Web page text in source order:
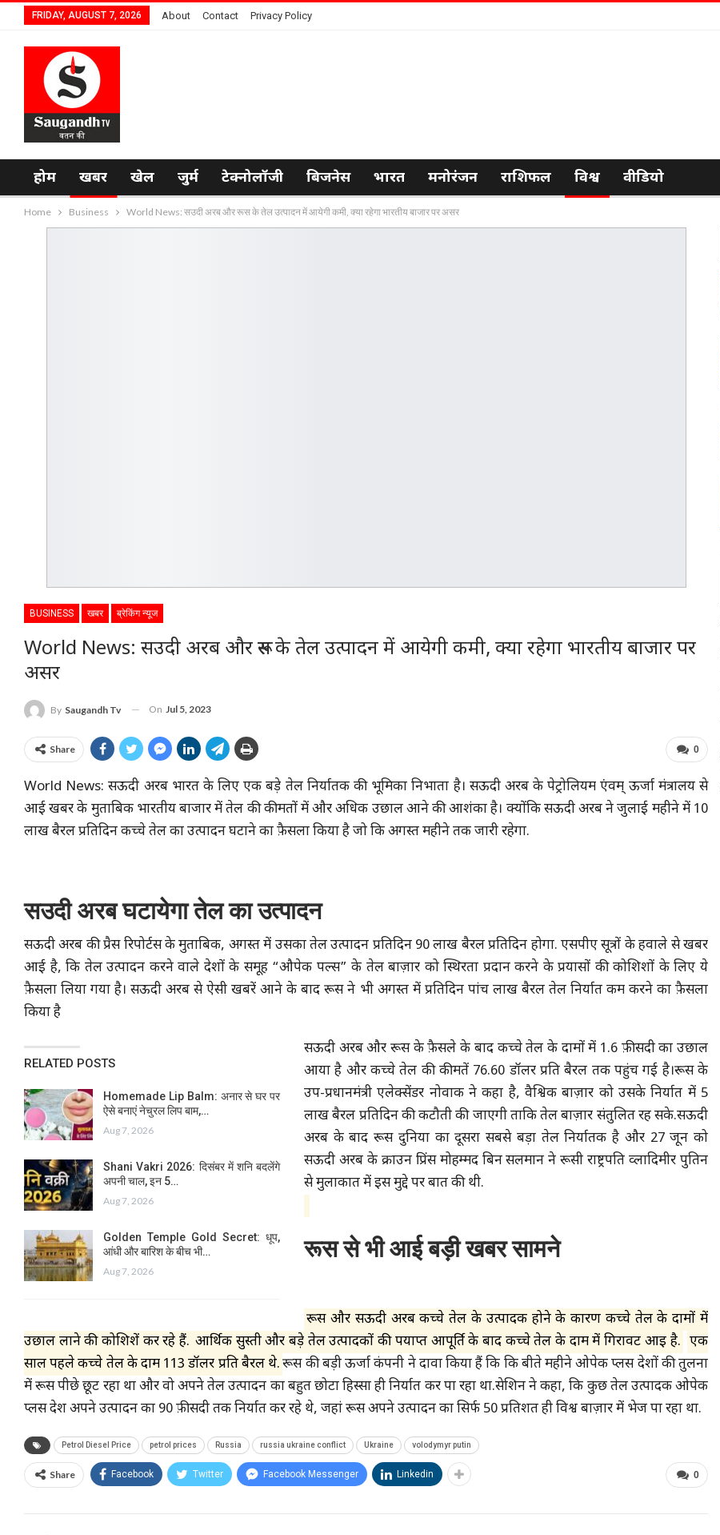
FRIDAY, AUGUST 7, 2026 About Contact Privacy Policy
होम खबर खेल जुर्म टेक्नोलॉजी बिजनेस भारत मनोरंजन राशिफल विश्व वीडियो
Home Business World News: सउदी अरब और रूस के तेल उत्पादन में आयेगी कमी, क्या रहेगा भारतीय बाजार पर असर
BUSINESS खबर ब्रेकिंग न्यूज
World News: सउदी अरब और रूस के तेल उत्पादन में आयेगी कमी, क्या रहेगा भारतीय बाजार पर
असर
By Saugandh Tv On Jul 5, 2023
0
Share
World News: सऊदी अरब भारत के लिए एक बड़े तेल निर्यातक की भूमिका निभाता है। सऊदी अरब के पेट्रोलियम एंवम् ऊर्जा मंत्रालय से
आई खबर के मुताबिक भारतीय बाजार में तेल की कीमतों में और अधिक उछाल आने की आशंका है। क्योंकि सऊदी अरब ने जुलाई महीने में 10
लाख बैरल प्रतिदिन कच्चे तेल का उत्पादन घटाने का फ़ैसला किया है जो कि अगस्त महीने तक जारी रहेगा.
सउदी अरब घटायेगा तेल का उत्पादन
सऊदी अरब की प्रैस रिपोर्टस के मुताबिक, अगस्त में उसका तेल उत्पादन प्रतिदिन 90 लाख बैरल प्रतिदिन होगा. एसपीए सूत्रों के हवाले से खबर
आई है, कि तेल उत्पादन करने वाले देशों के समूह “औपेक पल्स” के तेल बाज़ार को स्थिरता प्रदान करने के प्रयासों की कोशिशों के लिए ये
फ़ैसला लिया गया है। सऊदी अरब से ऐसी खबरें आने के बाद रूस ने भी अगस्त में प्रतिदिन पांच लाख बैरल तेल निर्यात कम करने का फ़ैसला
किया है
RELATED POSTS
Homemade Lip Balm: अनार से घर पर
ऐसे बनाएं नेचुरल लिप बाम,…
Aug 7, 2026
Shani Vakri 2026: दिसंबर में शनि बदलेंगे
अपनी चाल, इन 5…
Aug 7, 2026
Golden Temple Gold Secret: धूप,
आंधी और बारिश के बीच भी…
Aug 7, 2026
सऊदी अरब और रूस के फ़ैसले के बाद कच्चे तेल के दामों में 1.6 फ़ीसदी का उछाल
आया है और कच्चे तेल की कीमतें 76.60 डॉलर प्रति बैरल तक पहुंच गई है।रूस के
उप-प्रधानमंत्री एलेक्सेंडर नोवाक ने कहा है, वैश्विक बाज़ार को उसके निर्यात में 5
लाख बैरल प्रतिदिन की कटौती की जाएगी ताकि तेल बाज़ार संतुलित रह सके.सऊदी
अरब के बाद रूस दुनिया का दूसरा सबसे बड़ा तेल निर्यातक है और 27 जून को
सऊदी अरब के क्राउन प्रिंस मोहम्मद बिन सलमान ने रूसी राष्ट्रपति व्लादिमीर पुतिन
से मुलाकात में इस मुद्दे पर बात की थी.
रूस से भी आई बड़ी खबर सामने
रूस और सऊदी अरब कच्चे तेल के उत्पादक होने के कारण कच्चे तेल के दामों में
उछाल लाने की कोशिशें कर रहे हैं. आर्थिक सुस्ती और बड़े तेल उत्पादकों की पर्याप्त आपूर्ति के बाद कच्चे तेल के दाम में गिरावट आई है. एक
साल पहले कच्चे तेल के दाम 113 डॉलर प्रति बैरल थे. रूस की बड़ी ऊर्जा कंपनी ने दावा किया हैं कि कि बीते महीने ओपेक प्लस देशों की तुलना
में रूस पीछे छूट रहा था और वो अपने तेल उत्पादन का बहुत छोटा हिस्सा ही निर्यात कर पा रहा था.सेशिन ने कहा, कि कुछ तेल उत्पादक ओपेक
प्लस देश अपने उत्पादन का 90 फ़ीसदी तक निर्यात कर रहे थे, जहां रूस अपने उत्पादन का सिर्फ 50 प्रतिशत ही विश्व बाज़ार में भेज पा रहा था.
Petrol Diesel Price petrol prices Russia russia ukraine conflict Ukraine volodymyr putin
0
Share Facebook Twitter Facebook Messenger Linkedin